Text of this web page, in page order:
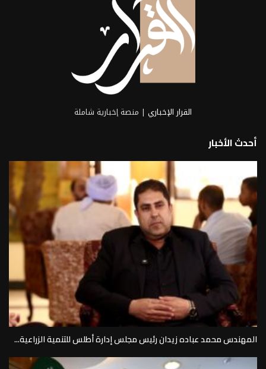
القرار الإخباري | منصة إخبارية شاملة
أحدث الأخبار
المهندس محمد عباده زيدان رئيس مجلس إدارة أطلس للتنمية الزراعية...